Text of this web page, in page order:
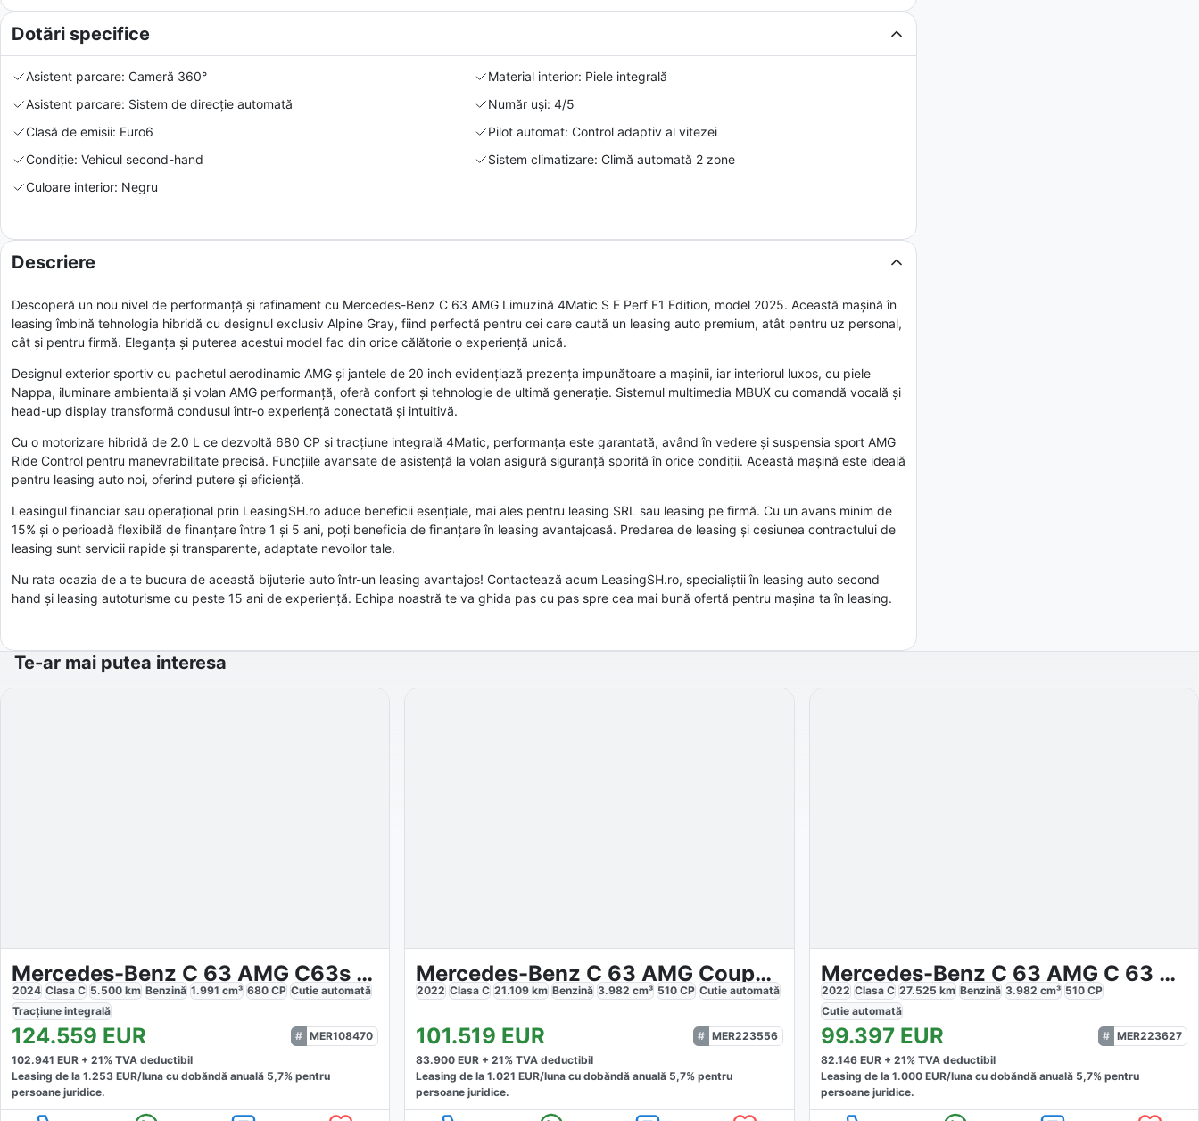
Dotări specifice
Asistent parcare: Cameră 360°
Asistent parcare: Sistem de direcție automată
Clasă de emisii: Euro6
Condiție: Vehicul second-hand
Culoare interior: Negru
Material interior: Piele integrală
Număr uși: 4/5
Pilot automat: Control adaptiv al vitezei
Sistem climatizare: Climă automată 2 zone
Descriere
Descoperă un nou nivel de performanță și rafinament cu Mercedes-Benz C 63 AMG Limuzină 4Matic S E Perf F1 Edition, model 2025. Această mașină în
leasing îmbină tehnologia hibridă cu designul exclusiv Alpine Gray, fiind perfectă pentru cei care caută un leasing auto premium, atât pentru uz personal,
cât și pentru firmă. Eleganța și puterea acestui model fac din orice călătorie o experiență unică.
Designul exterior sportiv cu pachetul aerodinamic AMG și jantele de 20 inch evidențiază prezența impunătoare a mașinii, iar interiorul luxos, cu piele
Nappa, iluminare ambientală și volan AMG performanță, oferă confort și tehnologie de ultimă generație. Sistemul multimedia MBUX cu comandă vocală și
head-up display transformă condusul într-o experiență conectată și intuitivă.
Cu o motorizare hibridă de 2.0 L ce dezvoltă 680 CP și tracțiune integrală 4Matic, performanța este garantată, având în vedere și suspensia sport AMG
Ride Control pentru manevrabilitate precisă. Funcțiile avansate de asistență la volan asigură siguranță sporită în orice condiții. Această mașină este ideală
pentru leasing auto noi, oferind putere și eficiență.
Leasingul financiar sau operațional prin LeasingSH.ro aduce beneficii esențiale, mai ales pentru leasing SRL sau leasing pe firmă. Cu un avans minim de
15% și o perioadă flexibilă de finanțare între 1 și 5 ani, poți beneficia de finanțare în leasing avantajoasă. Predarea de leasing și cesiunea contractului de
leasing sunt servicii rapide și transparente, adaptate nevoilor tale.
Nu rata ocazia de a te bucura de această bijuterie auto într-un leasing avantajos! Contactează acum LeasingSH.ro, specialiștii în leasing auto second
hand și leasing autoturisme cu peste 15 ani de experiență. Echipa noastră te va ghida pas cu pas spre cea mai bună ofertă pentru mașina ta în leasing.
Te-ar mai putea interesa
Mercedes-Benz C 63 AMG C63s AMG 4MATIC+
2024 Clasa C 5.500 km Benzină 1.991 cm³ 680 CP Cutie automată
Tracțiune integrală
124.559 EUR
MER108470
102.941 EUR + 21% TVA deductibil
Leasing de la 1.253 EUR/luna cu dobăndă anuală 5,7% pentru
persoane juridice.
Mercedes-Benz C 63 AMG Coupé S Final Edition
2022 Clasa C 21.109 km Benzină 3.982 cm³ 510 CP Cutieautomată
101.519 EUR
MER223556
83.900 EUR +21% TVA deductibil
Leasing de la1.021 EUR/luna cu dobăndă anuală 5,7% pentru
persoane juridice.
Mercedes-Benz C 63 AMG C 63 S Cabriolet FINAL EDITION
2022 Clasa C 27.525 km Benzină 3.982 cm³ 510CP
Cutie automată
99.397EUR
MER223627
82.146EUR + 21% TVA deductibil
Leasing de la 1.000EUR/lunacu dobăndă anuală 5,7% pentru
persoane juridice.